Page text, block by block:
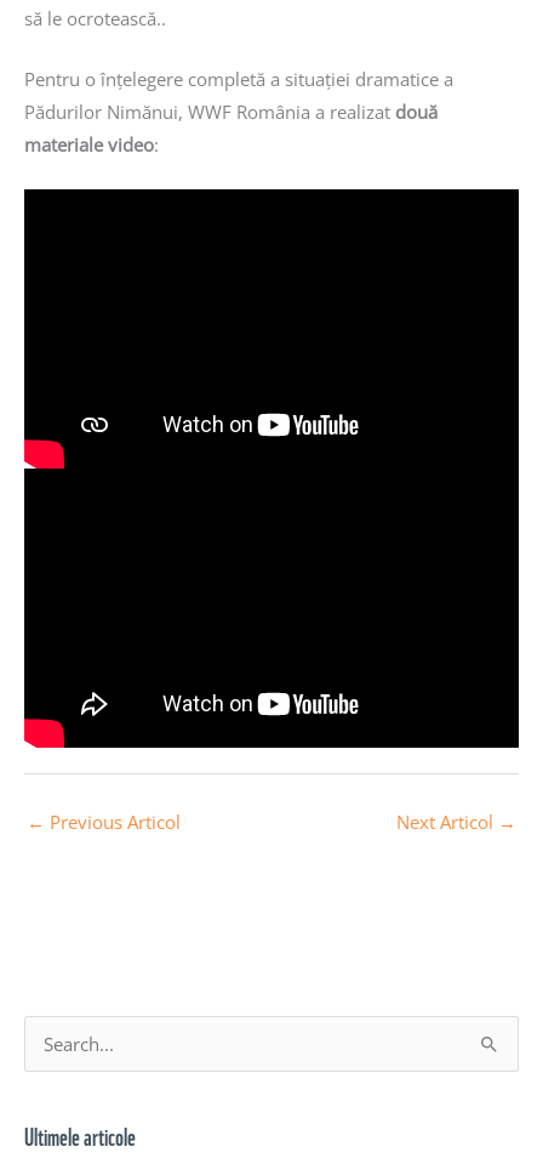
să le ocrotească..
Pentru o înțelegere completă a situației dramatice a
Pădurilor Nimănui, WWF România a realizat două
materiale video:
← Previous Articol Next Articol →
r
Ultimele articole
r
i